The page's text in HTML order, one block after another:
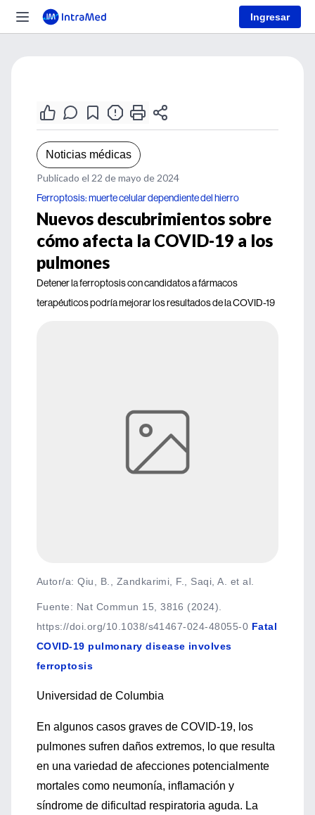
Ingresar
Noticias médicas
Publicado el 22 de mayo de 2024
Ferroptosis: muerte celular dependiente del hierro
Nuevos descubrimientos sobre
cómo afecta la COVID-19 a los
pulmones
Detener la ferroptosis con candidatos a fármacos
terapéuticos podría mejorar los resultados de la COVID-19
Autor/a: Qiu, B., Zandkarimi, F., Saqi, A. et al.
Fuente: Nat Commun 15, 3816 (2024).
https://doi.org/10.1038/s41467-024-48055-0 Fatal
COVID-19 pulmonary disease involves
ferroptosis
Universidad de Columbia
En algunos casos graves de COVID-19, los
pulmones sufren daños extremos, lo que resulta
en una variedad de afecciones potencialmente
mortales como neumonía, inflamación y
síndrome de dificultad respiratoria aguda. La